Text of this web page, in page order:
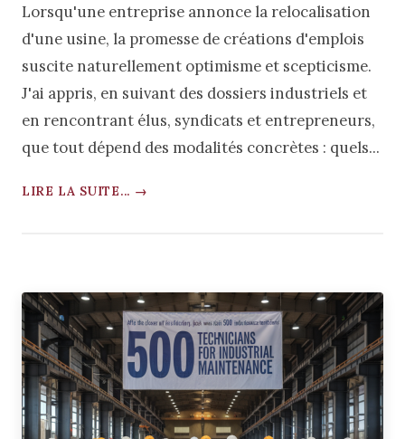
Lorsqu'une entreprise annonce la relocalisation
d'une usine, la promesse de créations d'emplois
suscite naturellement optimisme et scepticisme.
J'ai appris, en suivant des dossiers industriels et
en rencontrant élus, syndicats et entrepreneurs,
que tout dépend des modalités concrètes : quels...
LIRE LA SUITE... →